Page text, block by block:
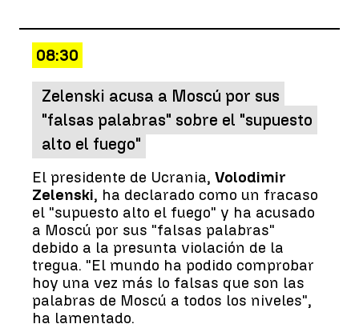
08:30
Zelenski acusa a Moscú por sus
"falsas palabras" sobre el "supuesto
alto el fuego"
El presidente de Ucrania, Volodimir
Zelenski, ha declarado como un fracaso
el "supuesto alto el fuego" y ha acusado
a Moscú por sus "falsas palabras"
debido a la presunta violación de la
tregua. "El mundo ha podido comprobar
hoy una vez más lo falsas que son las
palabras de Moscú a todos los niveles",
ha lamentado.